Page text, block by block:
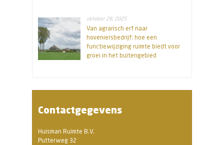
oktober 28, 2025
Van agrarisch erf naar
hoveniersbedrijf: hoe een
functiewijziging ruimte biedt voor
groei in het buitengebied
Contactgegevens
Huisman Ruimte B.V.
Putterweg 32